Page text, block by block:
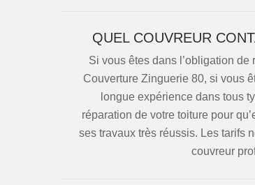
QUEL COUVREUR
Si vous êtes dans l’obligation
Couverture Zinguerie 80, si vous
longue expérience dans tous
réparation de votre toiture pour
ses travaux très réussis. Les tarifs
couvreur